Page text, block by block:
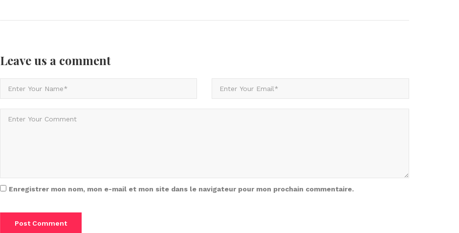
Leave us a comment
Enregistrer mon nom, mon e-mail et mon site dans le navigateur pour mon prochain commentaire.